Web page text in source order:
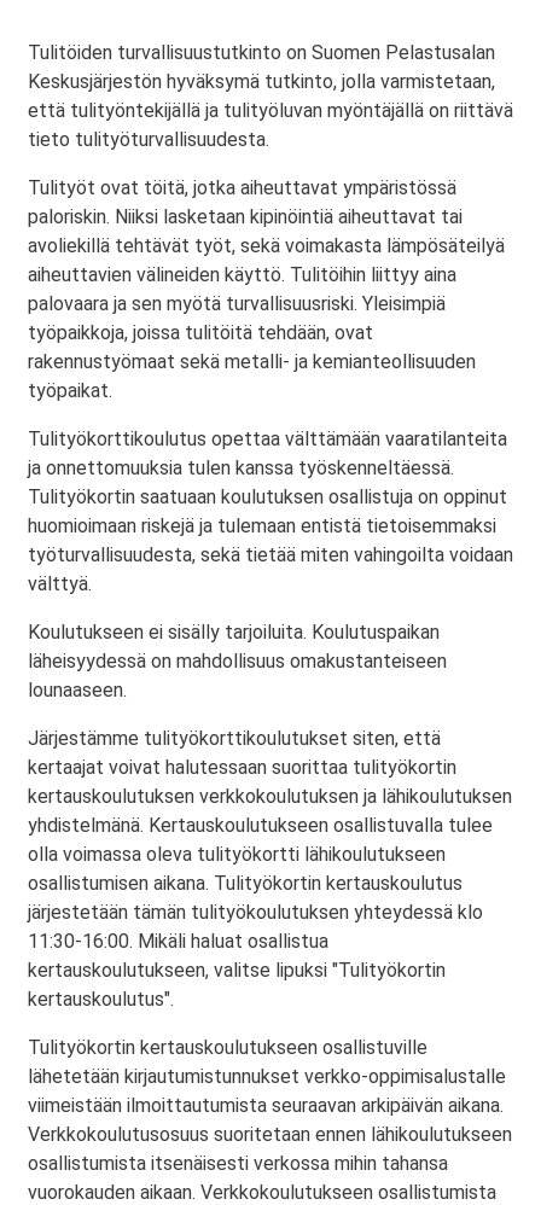
Tulitöiden turvallisuustutkinto on Suomen Pelastusalan
Keskusjärjestön hyväksymä tutkinto, jolla varmistetaan,
että tulityöntekijällä ja tulityöluvan myöntäjällä on riittävä
tieto tulityöturvallisuudesta.
Tulityöt ovat töitä, jotka aiheuttavat ympäristössä
paloriskin. Niiksi lasketaan kipinöintiä aiheuttavat tai
avoliekillä tehtävät työt, sekä voimakasta lämpösäteilyä
aiheuttavien välineiden käyttö. Tulitöihin liittyy aina
palovaara ja sen myötä turvallisuusriski. Yleisimpiä
työpaikkoja, joissa tulitöitä tehdään, ovat
rakennustyömaat sekä metalli- ja kemianteollisuuden
työpaikat.
Tulityökorttikoulutus opettaa välttämään vaaratilanteita
ja onnettomuuksia tulen kanssa työskenneltäessä.
Tulityökortin saatuaan koulutuksen osallistuja on oppinut
huomioimaan riskejä ja tulemaan entistä tietoisemmaksi
työturvallisuudesta, sekä tietää miten vahingoilta voidaan
välttyä.
Koulutukseen ei sisälly tarjoiluita. Koulutuspaikan
läheisyydessä on mahdollisuus omakustanteiseen
lounaaseen.
Järjestämme tulityökorttikoulutukset siten, että
kertaajat voivat halutessaan suorittaa tulityökortin
kertauskoulutuksen verkkokoulutuksen ja lähikoulutuksen
yhdistelmänä. Kertauskoulutukseen osallistuvalla tulee
olla voimassa oleva tulityökortti lähikoulutukseen
osallistumisen aikana. Tulityökortin kertauskoulutus
järjestetään tämän tulityökoulutuksen yhteydessä klo
11:30-16:00. Mikäli haluat osallistua
kertauskoulutukseen, valitse lipuksi "Tulityökortin
kertauskoulutus".
Tulityökortin kertauskoulutukseen osallistuville
lähetetään kirjautumistunnukset verkko-oppimisalustalle
viimeistään ilmoittautumista seuraavan arkipäivän aikana.
Verkkokoulutusosuus suoritetaan ennen lähikoulutukseen
osallistumista itsenäisesti verkossa mihin tahansa
vuorokauden aikaan. Verkkokoulutukseen osallistumista